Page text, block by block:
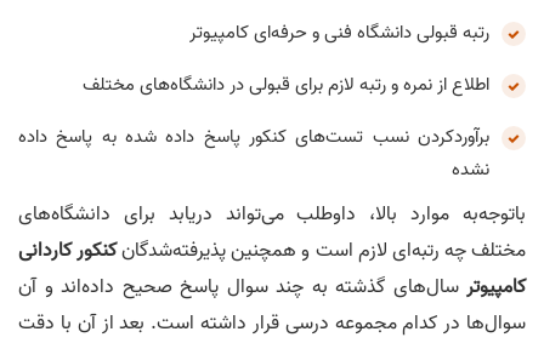
رتبه قبولی دانشگاه فنی و حرفه‌ای کامپیوتر
اطلاع از نمره و رتبه لازم برای قبولی در دانشگاه‌های مختلف
برآوردکردن نسب تست‌های کنکور پاسخ داده شده به پاسخ داده
نشده
باتوجه‌به موارد بالا، داوطلب می‌تواند دریابد برای دانشگاه‌های
مختلف چه رتبه‌ای لازم است و همچنین پذیرفته‌شدگانکنکور کاردانی
کامپیوتر سال‌های گذشته به چند سوال پاسخ صحیح داده‌اند و آن
سوال‌ها در کدام مجموعه درسی قرار داشته است. بعد از آن با دقت